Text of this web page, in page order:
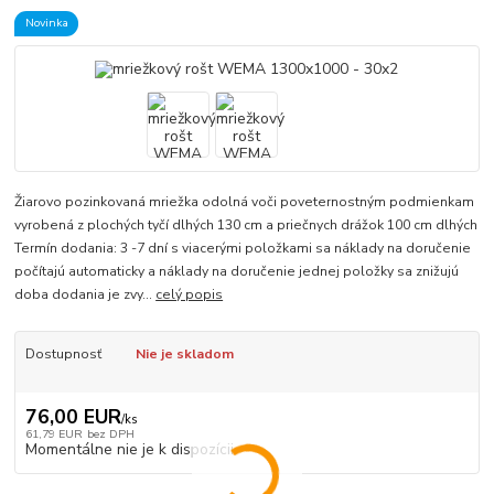
Novinka
Žiarovo pozinkovaná mriežka odolná voči poveternostným podmienkam
vyrobená z plochých tyčí dlhých 130 cm a priečnych drážok 100 cm dlhých
Termín dodania: 3 -7 dní s viacerými položkami sa náklady na doručenie
počítajú automaticky a náklady na doručenie jednej položky sa znižujú
doba dodania je zvy... celý popis
Dostupnosť Nie je skladom
76,00 EUR/ks
61,79 EUR bez DPH
Momentálne nie je k dispozícii